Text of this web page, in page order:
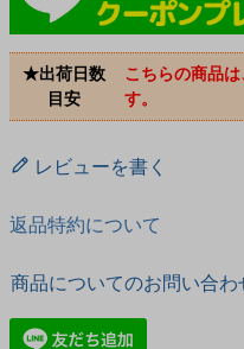
★出荷日数
目安
こちらの商品
す。
レビューを書く
返品特約について
商品についてのお問い合わ